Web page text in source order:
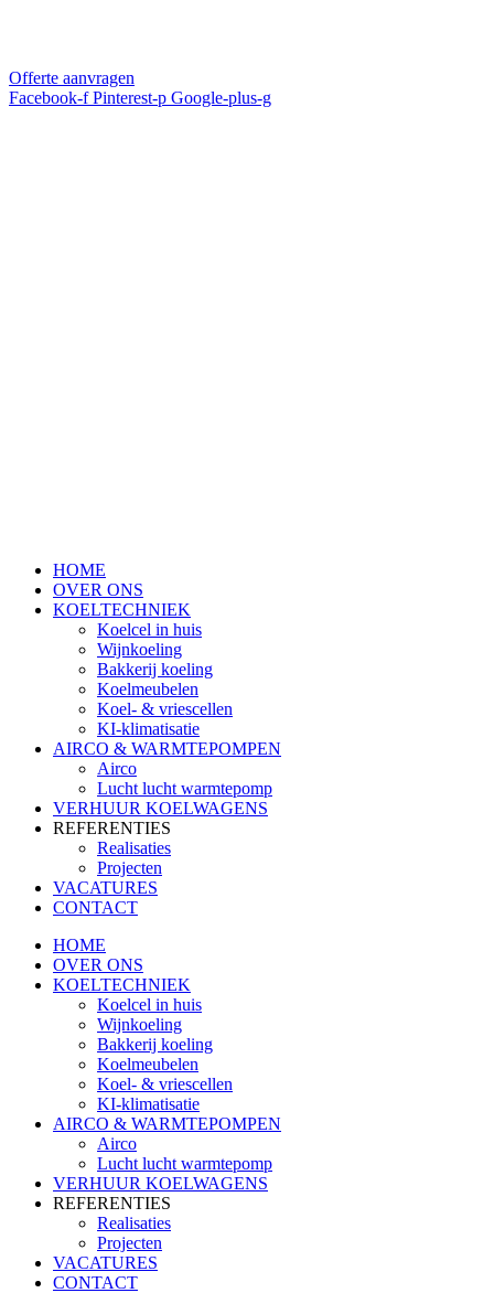
Offerte aanvragen
Facebook-f Pinterest-p Google-plus-g
HOME
OVER ONS
KOELTECHNIEK
Koelcel in huis
Wijnkoeling
Bakkerij koeling
Koelmeubelen
Koel- & vriescellen
KI-klimatisatie
AIRCO & WARMTEPOMPEN
Airco
Lucht lucht warmtepomp
VERHUUR KOELWAGENS
REFERENTIES
Realisaties
Projecten
VACATURES
CONTACT
HOME
OVER ONS
KOELTECHNIEK
Koelcel in huis
Wijnkoeling
Bakkerij koeling
Koelmeubelen
Koel- & vriescellen
KI-klimatisatie
AIRCO & WARMTEPOMPEN
Airco
Lucht lucht warmtepomp
VERHUUR KOELWAGENS
REFERENTIES
Realisaties
Projecten
VACATURES
CONTACT